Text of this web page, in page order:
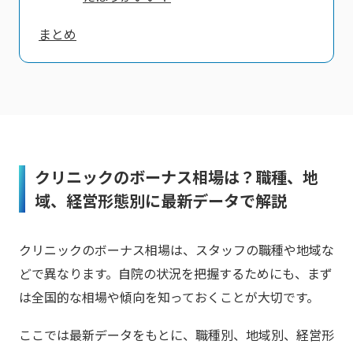
まとめ
クリニックのボーナス相場は？職種、地
域、経営形態別に最新データで解説
クリニックのボーナス相場は、スタッフの職種や地域な
どで異なります。自院の状況を把握するためにも、まず
は全国的な相場や傾向を知っておくことが大切です。
ここでは最新データをもとに、職種別、地域別、経営形